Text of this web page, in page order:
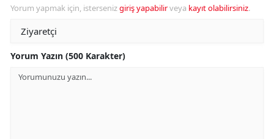
Yorum yapmak için, istersenizgiriş yapabilirveya kayıt olabilirsiniz.
Yorum Yazın (500 Karakter)